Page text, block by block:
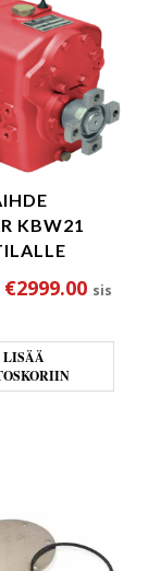
KBW21
Alkuperäinen
€2999.00 sis
LISÄÄ